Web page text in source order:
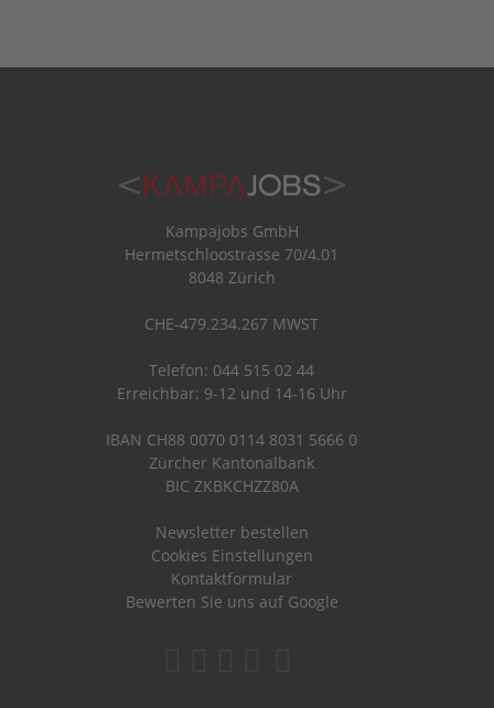
Kampajobs GmbH
Hermetschloostrasse 70/4.01
8048 Zürich
CHE-479.234.267 MWST
Telefon: 044 515 02 44
Erreichbar: 9-12 und 14-16 Uhr
IBAN CH88 0070 0114 8031 5666 0
Zürcher Kantonalbank
BIC ZKBKCHZZ80A
Newsletter bestellen
Cookies Einstellungen
Kontaktformular
Bewerten Sie uns auf Google